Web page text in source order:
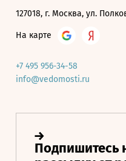
127018, г. Москва, ул.
На карте
+7 495 956-34-58
info@vedomosti.ru